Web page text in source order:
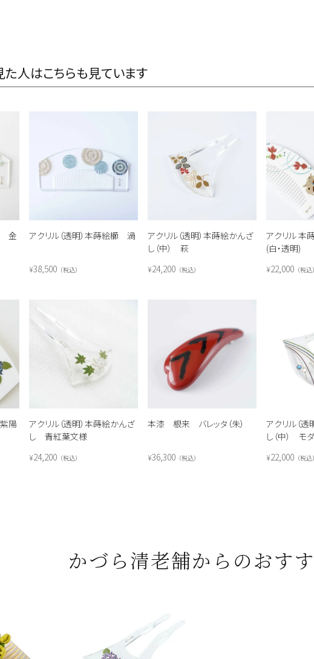
た人はこちらも見ています
金
アクリル（透明）本蒔絵櫛 渦
¥38,500 税込
アクリル（透明）本蒔絵かんざ
し（中） 萩
¥24,200 税込
アクリル 本
(白・透明)
¥22,000 税込
陽
アクリル（透明）本蒔絵かんざ
し 青紅葉文様
¥24,200 税込
本漆 根来 バレッタ（朱）
¥36,300 税込
アクリル（
し（中） モ
¥22,000 税込
かづら清老舗からのおす